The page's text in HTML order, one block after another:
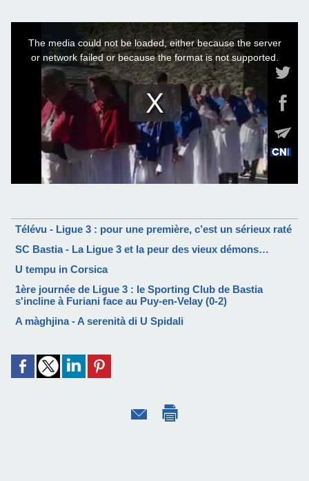
Télévu - Ligue 3 : pour une première, c’est un sérieux raté
SC Bastia - La Ligue 3 et la peur des vieux démons…
U tempu in Corsica
1ère journée de Ligue 3 : le Sporting Club de Bastia
s'incline à Furiani face au Puy-en-Velay (0-2)
A màghjina - A serenità di U Spidali